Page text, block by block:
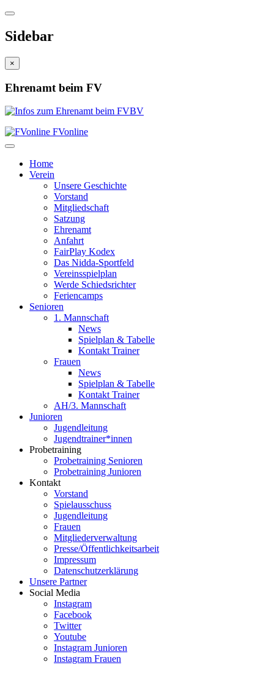
Sidebar
×
Ehrenamt beim FV
FVonline
Home
Verein
Unsere Geschichte
Vorstand
Mitgliedschaft
Satzung
Ehrenamt
Anfahrt
FairPlay Kodex
Das Nidda-Sportfeld
Vereinsspielplan
Werde Schiedsrichter
Feriencamps
Senioren
1. Mannschaft
News
Spielplan & Tabelle
Kontakt Trainer
Frauen
News
Spielplan & Tabelle
Kontakt Trainer
AH/3. Mannschaft
Junioren
Jugendleitung
Jugendtrainer*innen
Probetraining
Probetraining Senioren
Probetraining Junioren
Kontakt
Vorstand
Spielausschuss
Jugendleitung
Frauen
Mitgliederverwaltung
Presse/Öffentlichkeitsarbeit
Impressum
Datenschutzerklärung
Unsere Partner
Social Media
Instagram
Facebook
Twitter
Youtube
Instagram Junioren
Instagram Frauen